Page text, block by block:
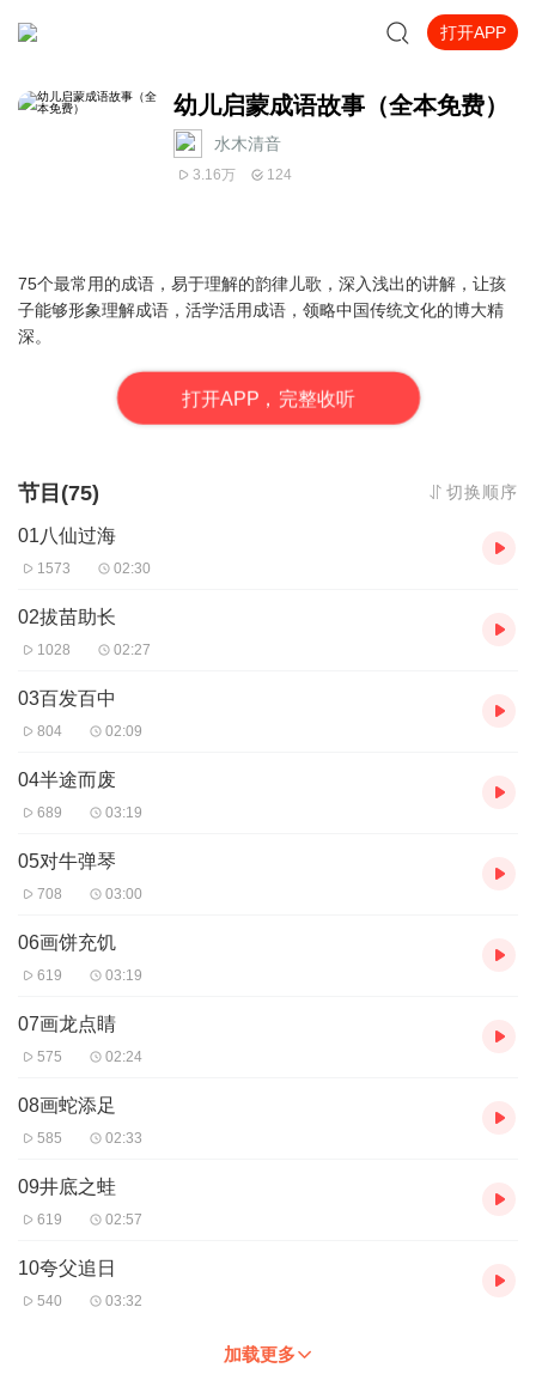
打开APP
幼儿启蒙成语故事（全本免费）
水木清音
3.16万 124
75个最常用的成语，易于理解的韵律儿歌，深入浅出的讲解，让孩
子能够形象理解成语，活学活用成语，领略中国传统文化的博大精
深。
打开APP，完整收听
节目(75) 切换顺序
01八仙过海
1573 02:30
02拔苗助长
1028 02:27
03百发百中
804 02:09
04半途而废
689 03:19
05对牛弹琴
708 03:00
06画饼充饥
619 03:19
07画龙点睛
575 02:24
08画蛇添足
585 02:33
09井底之蛙
619 02:57
10夸父追日
540 03:32
加载更多